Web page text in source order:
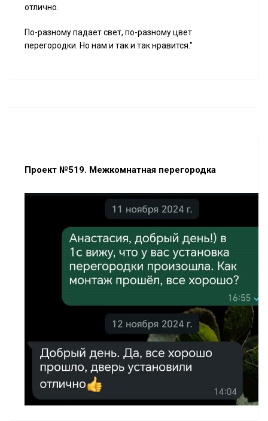
отлично.
По-разному падает свет, по-разному цвет
перегородки. Но нам и так и так нравится."
Проект №519. Межкомнатная перегородка